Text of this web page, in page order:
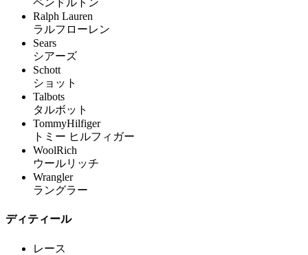
ペンドルトン
Ralph Lauren
ラルフローレン
Sears
シアーズ
Schott
ショット
Talbots
タルボット
TommyHilfiger
トミー ヒルフィガー
WoolRich
ウールリッチ
Wrangler
ラングラー
ディティール
レース